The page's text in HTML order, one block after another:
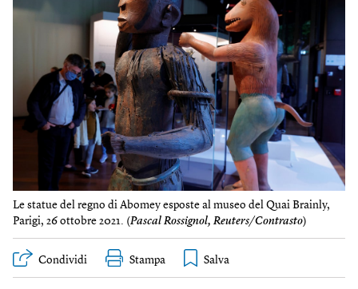
Le statue del regno di Abomey esposte al museo del Quai Brainly,
Parigi, 26 ottobre 2021. (Pascal Rossignol, Reuters/Contrasto)
Condividi Stampa